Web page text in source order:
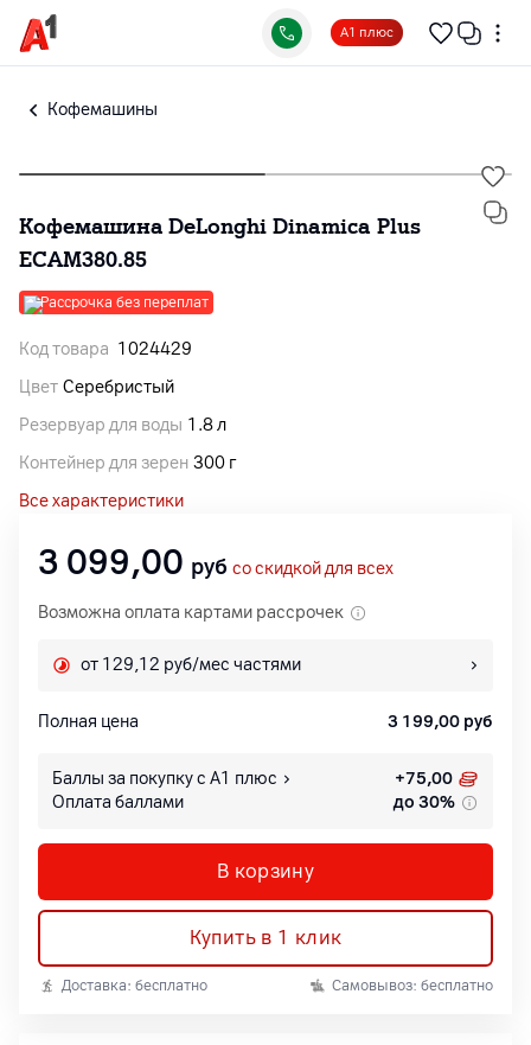
А1 плюс
Кофемашины
Кофемашина DeLonghi Dinamica Plus
ECAM380.85
Рассрочка без переплат
Код товара 1024429
Цвет Серебристый
Резервуар для воды 1.8 л
Контейнер для зерен 300 г
Все характеристики
3 099,00 руб со скидкой для всех
Возможна оплата картами рассрочек
от 129,12 руб/мес частями
Полная цена 3 199,00 руб
Баллы за покупку с А1 плюс +75,00
Оплата баллами
до 30%
В корзину
Купить в 1 клик
Доставка: бесплатно Самовывоз: бесплатно